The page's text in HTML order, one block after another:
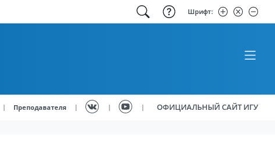
Шрифт:
| Преподавателя | | | ОФИЦИАЛЬНЫЙ САЙТ ИГУ